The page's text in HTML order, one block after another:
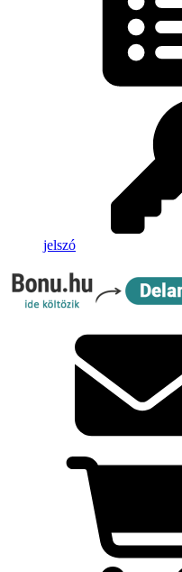
jelszó